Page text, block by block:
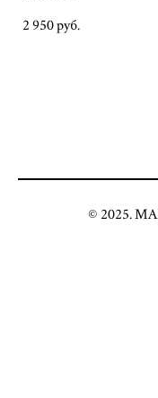
2 950 pуб.
© 2025.